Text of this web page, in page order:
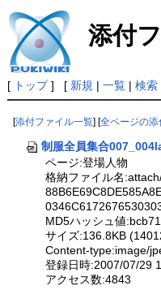
添付
[ トップ] [ 新規 | 一覧| 検索
[添付ファイル一覧] [全ページの
制服全員集合
ページ:登場人物
格納ファイル名
MD5ハッシュ値
サイズ:136.8KB
Content-type:image/
登録日時:2007/07/29
アクセス数:4843